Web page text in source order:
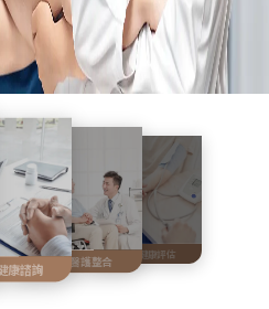
康諮詢 專科醫護整合 全身健康評估